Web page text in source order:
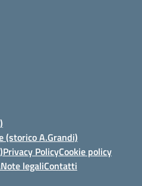
(storico A.Grandi)
Privacy PolicyCookie policy
Note legaliContatti